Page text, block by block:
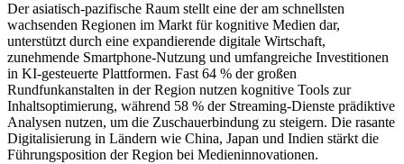
Der asiatisch-pazifische Raum stellt eine der am schnellsten
wachsenden Regionen im Markt für kognitive Medien dar,
unterstützt durch eine expandierende digitale Wirtschaft,
zunehmende Smartphone-Nutzung und umfangreiche Investitionen
in KI-gesteuerte Plattformen. Fast 64 % der großen
Rundfunkanstalten in der Region nutzen kognitive Tools zur
Inhaltsoptimierung, während 58 % der Streaming-Dienste prädiktive
Analysen nutzen, um die Zuschauerbindung zu steigern. Die rasante
Digitalisierung in Ländern wie China, Japan und Indien stärkt die
Führungsposition der Region bei Medieninnovationen.